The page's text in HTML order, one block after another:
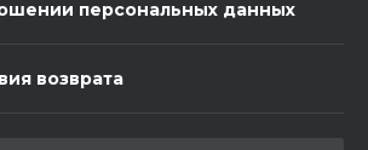
персональных данных
возврата